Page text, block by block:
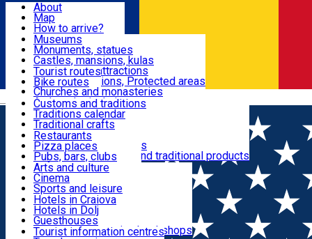
Română
Attractions
Routes
Customs, Traditions
Food & Drinks
Leisure & Fun
Accommodation
Useful
About
Map
How to arrive?
Recommendations
Tourist attractions
News
Museums
Monuments, statues
Castles, mansions, kulas
Architectural attractions
Natural attractions, Protected areas
Churches and monasteries
Archaeological sites
Parks and gardens
Tourist routes
Bike routes
Customs and traditions
Traditions calendar
Traditional crafts
Traditional cuisine
Wineries and vineyards
Local manufacturers and traditional products
Restaurants
Pizza places
Pubs, bars, clubs
Cafes and teahouses
Sweets and ice cream
Fast-food
Arts and culture
Cinema
Sports and leisure
Horse riding
Swimming pools
Zoo
Shopping, souvenirs, bookshops
Hotels in Craiova
Hotels in Dolj
Guesthouses
Villas
Tourist information centres